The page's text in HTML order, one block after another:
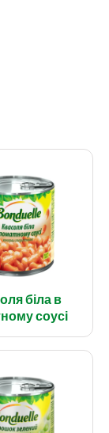
біла в
соусі